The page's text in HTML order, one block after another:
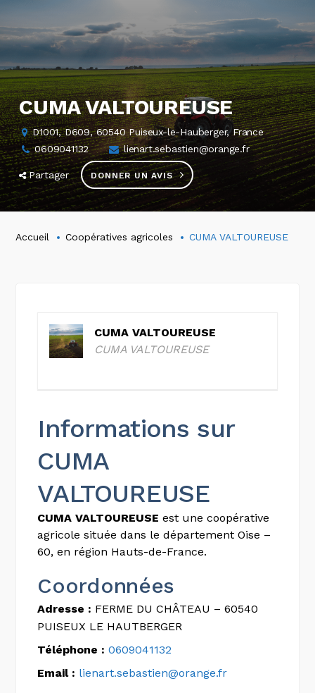
CUMA VALTOUREUSE
D1001, D609, 60540 Puiseux-le-Hauberger, France
0609041132
lienart.sebastien@orange.fr
Partager DONNER UN AVIS
Accueil Coopératives agricoles CUMA VALTOUREUSE
CUMA VALTOUREUSE
CUMA VALTOUREUSE
Informations sur
CUMA
VALTOUREUSE
CUMA VALTOUREUSE est une coopérative
agricole située dans le département Oise –
60, en région Hauts-de-France.
Coordonnées
Adresse : FERME DU CHÂTEAU – 60540
PUISEUX LE HAUTBERGER
Téléphone : 0609041132
Email : lienart.sebastien@orange.fr